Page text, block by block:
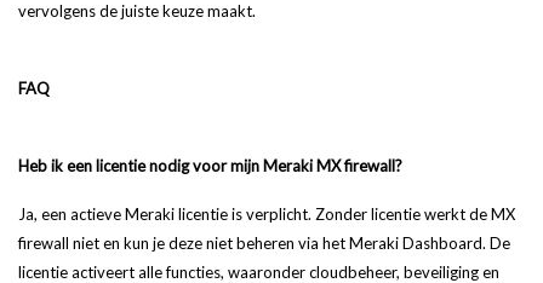
vervolgens de juiste keuze maakt.
FAQ
Heb ik een licentie nodig voor mijn Meraki MX firewall?
Ja, een actieve Meraki licentie is verplicht. Zonder licentie werkt de MX
firewall niet en kun je deze niet beheren via het Meraki Dashboard. De
licentie activeert alle functies, waaronder cloudbeheer, beveiliging en